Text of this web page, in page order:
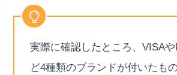
実際に確認したところ、VISA
ど4種類のブランドが付いたも